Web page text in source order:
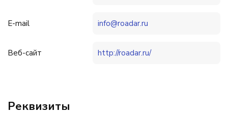
E-mail info@roadar.ru
Веб-сайт http://roadar.ru/
Реквизиты